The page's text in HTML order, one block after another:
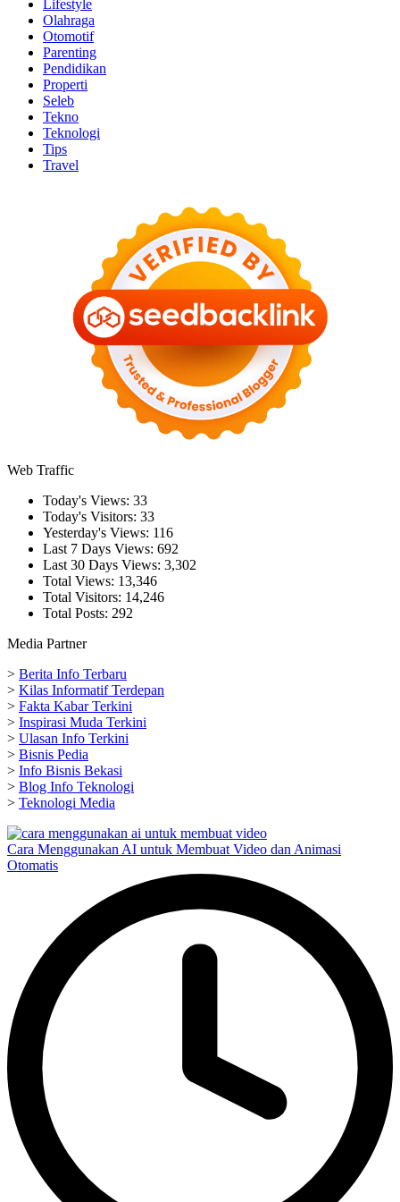
Lifestyle
Olahraga
Otomotif
Parenting
Pendidikan
Properti
Seleb
Tekno
Teknologi
Tips
Travel
Web Traffic
Today's Views: 33
Today's Visitors: 33
Yesterday's Views: 116
Last 7 Days Views: 692
Last 30 Days Views: 3,302
Total Views: 13,346
Total Visitors: 14,246
Total Posts: 292
Media Partner
> Berita Info Terbaru
> Kilas Informatif Terdepan
> Fakta Kabar Terkini
> Inspirasi Muda Terkini
> Ulasan Info Terkini
> Bisnis Pedia
> Info Bisnis Bekasi
> Blog Info Teknologi
> Teknologi Media
Cara Menggunakan AI untuk Membuat Video dan Animasi
Otomatis